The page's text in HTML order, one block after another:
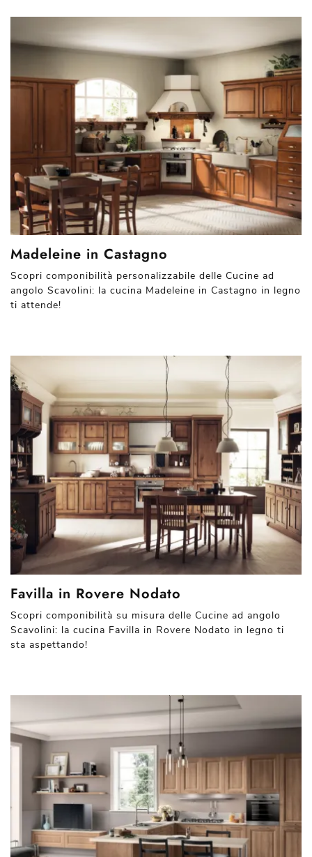
Madeleine in Castagno
Scopri componibilità personalizzabile delle Cucine ad
angolo Scavolini: la cucina Madeleine in Castagno in legno
ti attende!
Favilla in Rovere Nodato
Scopri componibilità su misura delle Cucine ad angolo
Scavolini: la cucina Favilla in Rovere Nodato in legno ti
sta aspettando!